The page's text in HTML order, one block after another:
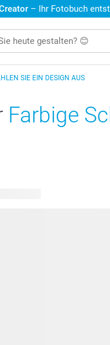
– Ihr Fotobuch
SIE EIN DESIGN AUS
Farbige